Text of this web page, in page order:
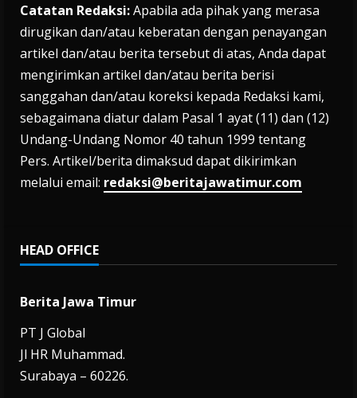
Catatan Redaksi:Apabila ada pihak yang merasa
dirugikan dan/atau keberatan dengan penayangan
artikel dan/atau berita tersebut di atas, Anda dapat
mengirimkan artikel dan/atau berita berisi
sanggahan dan/atau koreksi kepada Redaksi kami,
sebagaimana diatur dalam Pasal 1 ayat (11) dan (12)
Undang-Undang Nomor 40 tahun 1999 tentang
Pers. Artikel/berita dimaksud dapat dikirimkan
melalui email: redaksi@beritajawatimur.com
HEAD OFFICE
Berita Jawa Timur
PT J Global
Jl HR Muhammad.
Surabaya – 60226.